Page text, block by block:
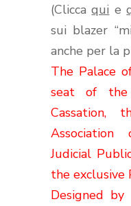
(Cliccaqui e
sui blazer
anche per la
The Palace
seat of the
Cassation,
Judicial
the exclusive
Designed